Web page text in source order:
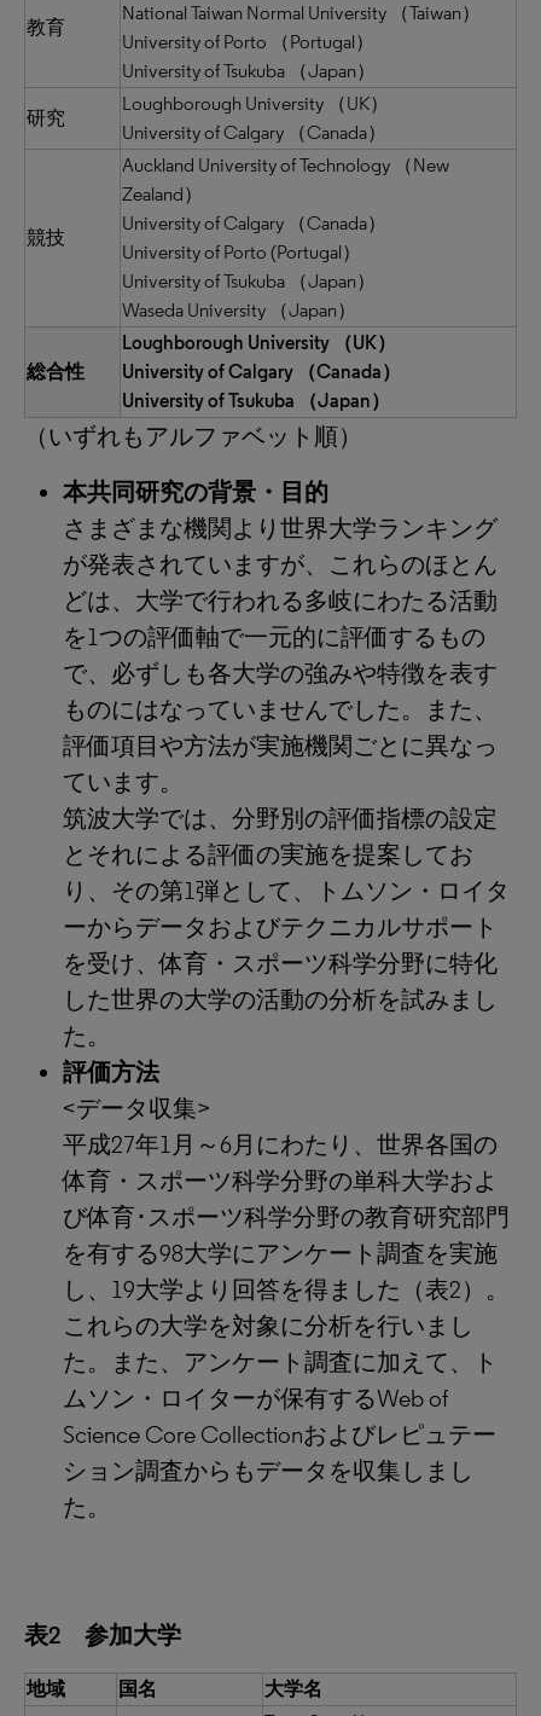
教育
National Taiwan Normal University （Taiwan）
University of Porto （Portugal）
University of Tsukuba （Japan）
研究
Loughborough University （UK）
University of Calgary （Canada）
競技
Auckland University of Technology （New
Zealand）
University of Calgary （Canada）
University of Porto (Portugal）
University of Tsukuba （Japan）
Waseda University （Japan）
総合性
Loughborough University （UK）
University of Calgary （Canada）
University of Tsukuba （Japan）
（いずれもアルファベット順）
本共同研究の背景・目的
さまざまな機関より世界大学ランキング
が発表されていますが、これらのほとん
どは、大学で行われる多岐にわたる活動
を1つの評価軸で一元的に評価するもの
で、必ずしも各大学の強みや特徴を表す
ものにはなっていませんでした。また、
評価項目や方法が実施機関ごとに異なっ
ています。
筑波大学では、分野別の評価指標の設定
とそれによる評価の実施を提案してお
り、その第1弾として、トムソン・ロイタ
ーからデータおよびテクニカルサポート
を受け、体育・スポーツ科学分野に特化
した世界の大学の活動の分析を試みまし
た。
評価方法
<データ収集>
平成27年1月～6月にわたり、世界各国の
体育・スポーツ科学分野の単科大学およ
び体育･スポーツ科学分野の教育研究部門
を有する98大学にアンケート調査を実施
し、19大学より回答を得ました（表2）。
これらの大学を対象に分析を行いまし
た。また、アンケート調査に加えて、ト
ムソン・ロイターが保有するWeb of
Science Core Collectionおよびレピュテー
ション調査からもデータを収集しまし
た。
表2 参加大学
地域 国名
大学名